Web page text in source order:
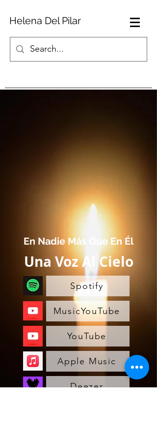
Helena Del Pilar
En Nadie Más Que En Él
Una Voz Al Cielo
Spotify
MusicYouTube
YouTube
Apple Music
Deezer